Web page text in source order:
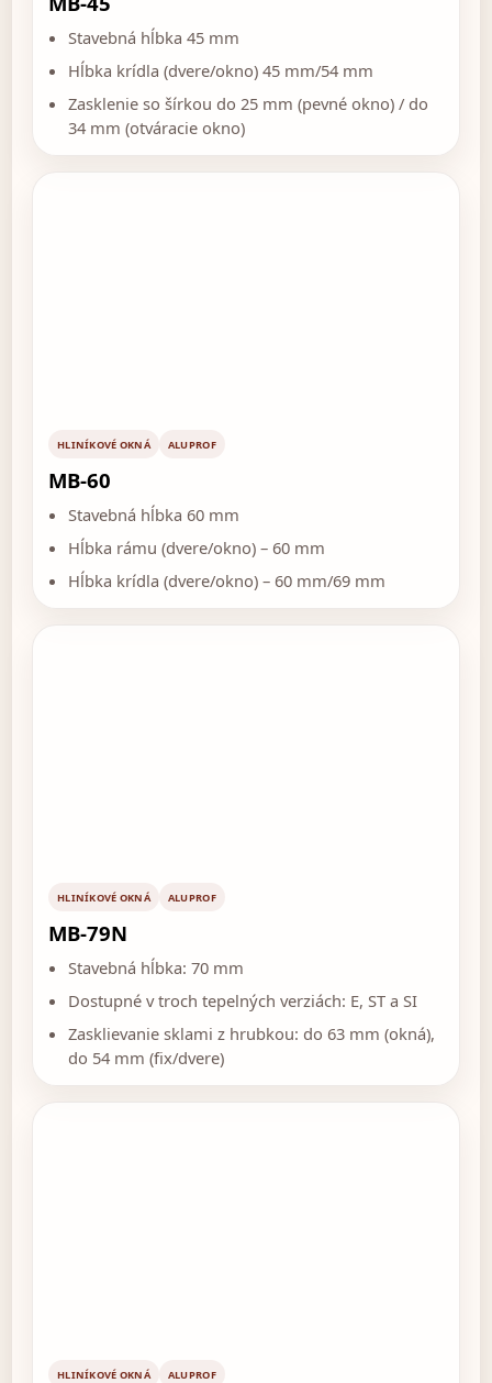
Stavebná hĺbka 45 mm
Hĺbka krídla (dvere/okno) 45 mm/54 mm
Zasklenie so šírkou do 25 mm (pevné okno) / do
34 mm (otváracie okno)
HLINÍKOVÉ OKNÁ ALUPROF
MB-60
Stavebná hĺbka 60 mm
Hĺbka rámu (dvere/okno) – 60 mm
Hĺbka krídla (dvere/okno) – 60 mm/69 mm
HLINÍKOVÉ OKNÁ ALUPROF
MB-79N
Stavebná hĺbka: 70 mm
Dostupné v troch tepelných verziách: E, ST a SI
Zasklievanie sklami z hrubkou: do 63 mm (okná),
do 54 mm (fix/dvere)
HLINÍKOVÉ OKNÁ ALUPROF